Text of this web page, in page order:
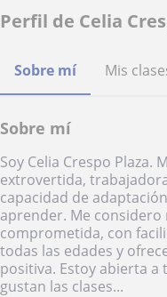
Perfil de Celia
Sobre mí Mis
Sobre mí
Soy Celia Crespo Plaza.
extrovertida,
capacidad de
aprender. Me
comprometida, con
todas las edades y
positiva. Estoy abierta a
gustan las clases...